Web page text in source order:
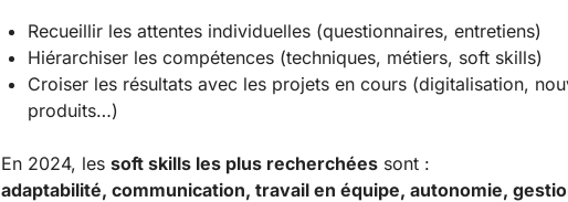
Recueillir les attentes individuelles (questionnaires, entretiens)
Hiérarchiser les compétences (techniques, métiers, soft skills)
Croiser les résultats avec les projets en cours (digitalisation,
produits…)
En 2024, les soft skills les plus recherchéessont :
adaptabilité, communication, travail en équipe, autonomie,